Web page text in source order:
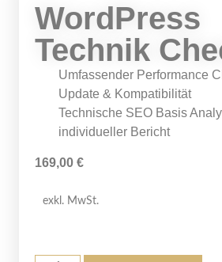
WordPress
Technik
Umfassender Performance
Update & Kompatibilität
Technische SEO Basis
individueller Bericht
169,00 €
exkl. MwSt.